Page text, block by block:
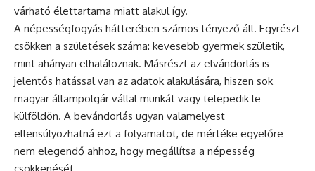
várható élettartama miatt alakul így.
A népességfogyás hátterében számos tényező áll. Egyrészt
csökken a születések száma: kevesebb gyermek születik,
mint ahányan elhaláloznak. Másrészt az elvándorlás is
jelentős hatással van az adatok alakulására, hiszen sok
magyar állampolgár vállal munkát vagy telepedik le
külföldön. A bevándorlás ugyan valamelyest
ellensúlyozhatná ezt a folyamatot, de mértéke egyelőre
nem elegendő ahhoz, hogy megállítsa a népesség